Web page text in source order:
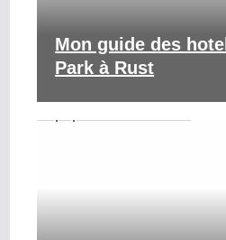
Mon guide des
Park à Rust